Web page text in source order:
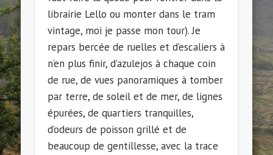
librairie Lello ou monter dans le tram
vintage, moi je passe mon tour). Je
repars bercée de ruelles et d’escaliers à
n’en plus finir, d’azulejos à chaque coin
de rue, de vues panoramiques à tomber
par terre, de soleil et de mer, de lignes
épurées, de quartiers tranquilles,
d’odeurs de poisson grillé et de
beaucoup de gentillesse, avec la trace